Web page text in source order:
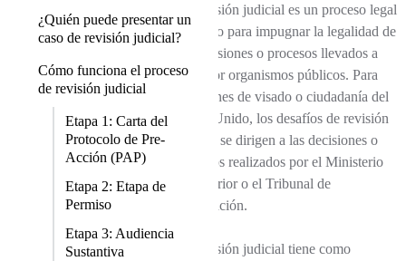
¿Quién puede presentar un
caso de revisión judicial?
Cómo funciona el proceso
de revisión judicial
Etapa 1: Carta del
Protocolo de Pre-
Acción (PAP)
Etapa 2: Etapa de
Permiso
Etapa 3: Audiencia
Sustantiva
La revisión judicial es un proceso legal
utilizado para impugnar la legalidad de
las decisiones o procesos llevados a
cabo por organismos públicos. Para
decisiones de visado o ciudadanía del
Reino Unido, los desafíos de revisión
judicial se dirigen a las decisiones o
procesos realizados por el Ministerio
del Interior o el Tribunal de
Inmigración.
La revisión judicial tiene como